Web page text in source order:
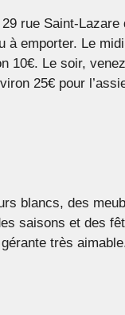
rue Saint-Lazare
à emporter. Le
10€. Le soir,
25€ pour
blancs, des
saisons et des
très